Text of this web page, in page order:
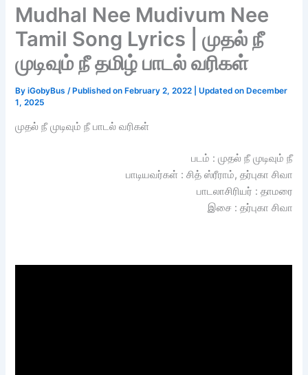
Mudhal Nee Mudivum Nee
Tamil Song Lyrics | முதல் நீ
முடிவும் நீ தமிழ் பாடல் வரிகள்
ByiGobyBus / Published on February 2, 2022 | Updated on December
1, 2025
முதல் நீ முடிவும் நீ பாடல் வரிகள்
படம் : முதல் நீ முடிவும் நீ
பாடியவர்கள் : சித் ஸ்ரீராம், தர்புகா சிவா
பாடலாசிரியர் : தாமரை
இசை : தர்புகா சிவா